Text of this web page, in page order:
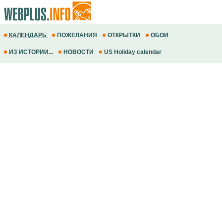
КАЛЕНДАРЬ ПОЖЕЛАНИЯ ОТКРЫТКИ ОБОИ
ИЗ ИСТОРИИ... НОВОСТИ US Holiday calendar